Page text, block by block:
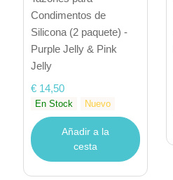
Condimentos de
Silicona (2 paquete) -
Purple Jelly & Pink
Jelly
€ 14,50
En Stock Nuevo
Añadir a la
cesta